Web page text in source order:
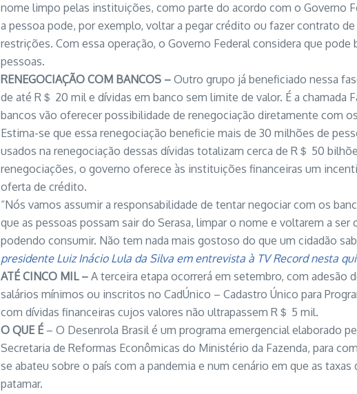
nome limpo pelas instituições, como parte do acordo com o Governo
a pessoa pode, por exemplo, voltar a pegar crédito ou fazer contrato
restrições. Com essa operação, o Governo Federal considera que pode
pessoas.
RENEGOCIAÇÃO COM BANCOS – Outro grupo já beneficiado nessa
de até R＄ 20 mil e dívidas em banco sem limite de valor. É a chamada
bancos vão oferecer possibilidade de renegociação diretamente com
Estima-se que essa renegociação beneficie mais de 30 milhões de
usados na renegociação dessas dívidas totalizam cerca de R＄ 50
renegociações, o governo oferece às instituições financeiras um
oferta de crédito.
“Nós vamos assumir a responsabilidade de tentar negociar com os
que as pessoas possam sair do Serasa, limpar o nome e voltarem a ser
podendo consumir. Não tem nada mais gostoso do que um cidadão
presidente Luiz Inácio Lula da Silva em entrevista à TV Record nesta
ATÉ CINCO MIL – A terceira etapa ocorrerá em setembro, com adesão
salários mínimos ou inscritos no CadÚnico – Cadastro Único para
com dívidas financeiras cujos valores não ultrapassem R＄ 5 mil.
O QUE É– O Desenrola Brasil é um programa emergencial elaborado
Secretaria de Reformas Econômicas do Ministério da Fazenda, para
se abateu sobre o país com a pandemia e num cenário em que as
patamar.